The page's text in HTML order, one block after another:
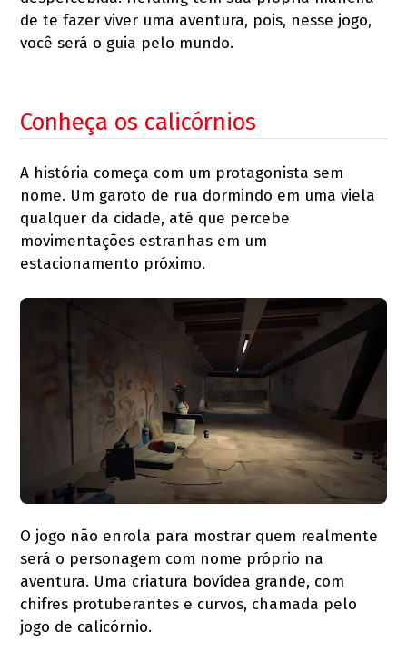
de te fazer viver uma aventura, pois, nesse jogo,
você será o guia pelo mundo.
Conheça os calicórnios
A história começa com um protagonista sem
nome. Um garoto de rua dormindo em uma viela
qualquer da cidade, até que percebe
movimentações estranhas em um
estacionamento próximo.
O jogo não enrola para mostrar quem realmente
será o personagem com nome próprio na
aventura. Uma criatura bovídea grande, com
chifres protuberantes e curvos, chamada pelo
jogo de calicórnio.